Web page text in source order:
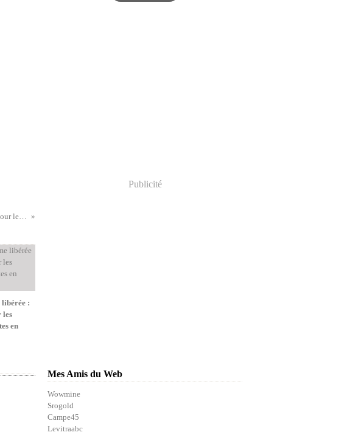
Comment choisir le meilleur site de rencontres pour les bricoleurs ?
libérée :
les
en
Publicité
Mes Amis du Web
Wowmine
Srogold
Campe45
Levitraabc